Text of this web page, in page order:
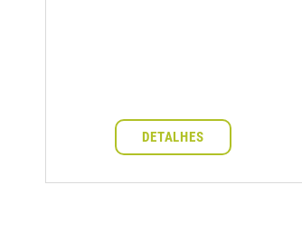
DETALHES